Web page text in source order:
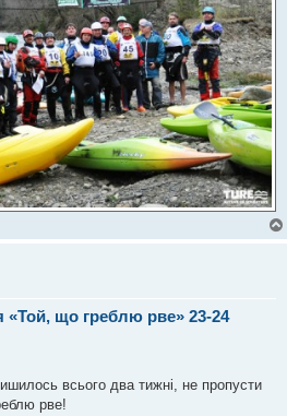
«Той, що греблю рве» 23-24
всього два тижні, не пропусти
рве!